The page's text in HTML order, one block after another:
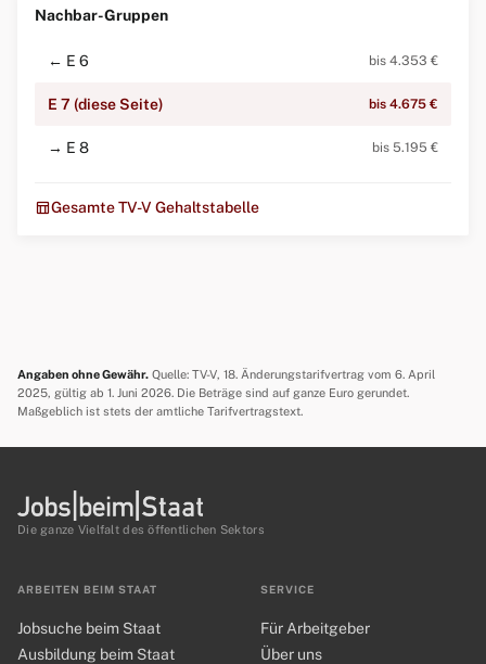
Nachbar-Gruppen
← E 6 bis 4.353 €
E 7 (diese Seite) bis 4.675 €
→ E 8 bis 5.195 €
table_chartGesamte TV-V Gehaltstabelle
Angaben ohne Gewähr. Quelle: TV-V, 18. Änderungstarifvertrag vom 6. April
2025, gültig ab 1. Juni 2026. Die Beträge sind auf ganze Euro gerundet.
Maßgeblich ist stets der amtliche Tarifvertragstext.
Die ganze Vielfalt des öffentlichen Sektors
ARBEITEN BEIM STAAT
Jobsuche beim Staat
Ausbildung beim Staat
SERVICE
Für Arbeitgeber
Über uns